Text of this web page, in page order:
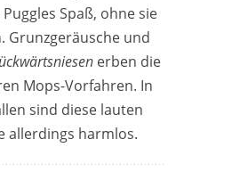
Spaß, ohne sie
Grunzgeräusche und
erben die
Mops-Vorfahren. In
sind diese lauten
allerdings harmlos.